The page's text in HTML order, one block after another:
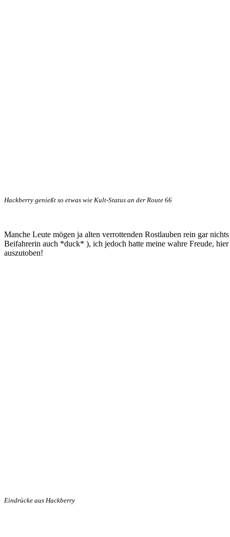
Hackberry genießt so etwas wie Kult-Status an der Route 66
Manche Leute mögen ja alten verrottenden Rostlauben rein gar
Beifahrerin auch *duck* ), ich jedoch hatte meine wahre Freude,
auszutoben!
Eindrücke aus Hackberry